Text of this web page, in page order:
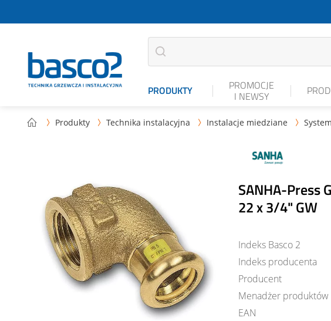
PRODUKTY PROMOCJE
I NEWSY
 Produkty  Technika instalacyjna  Instalacje miedziane 
SANHA-Press
22 x 3/4" GW
Indeks Basco 2
Indeks producenta
Producent
Menadżer produktów
EAN